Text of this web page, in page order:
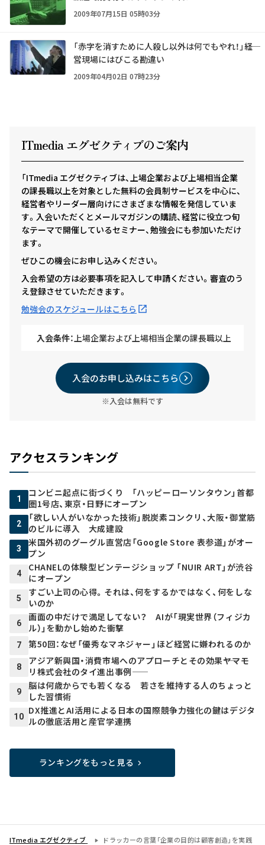
2009年07月15日 05時03分
「赤字を消すために人殺し以外は何でもやれ！」――経
営現場にはびこる勘違い
2009年04月02日 07時23分
ITmedia エグゼクティ ブのご案内
「ITmedia エグゼクティブは、上場企業および上場相当企業
の課長職以上を対象とした無料の会員制サービスを中心に、
経営者やリーダー層向けにさまざまな情報を発信していま
す。入会いただくとメールマガジンの購読、経営に役立つ旬
なテーマで開催しているセミナー、勉強会にも参加いただけ
ます。
ぜひこの機会にお申し込みください。
入会希望の方は必要事項を記入して申請ください。審査のう
え登録させていただきます。
勉強会のスケジュールはこちら
入会条件： 上場企業および上場相当企業の課長職以上
入会のお申し込みはこちら
※入会は無料です
アクセスランキング
1
コンビニ起点に街づくり 「ハッピーローソンタウン」首都
圏1号店、東京・日野にオープン
2
「欲しい人がいなかった技術」脱炭素コンクリ、大阪・御堂筋
のビルに導入 大成建設
3
米国外初のグーグル直営店「Google Store 表参道」がオー
プン
4
CHANELの体験型ビンテージショップ 「NUIR ART」が渋谷
にオープン
5
すごい上司の心得。それは、何をするかではなく、何をしな
いのか
6
画面の中だけで満足してない？ AIが「現実世界（フィジカ
ル）」を動かし始めた衝撃
7 第50回：なぜ「優秀なマネジャー」ほど経営に嫌われるのか
8
アジア新興国・消費市場へのアプローチとその効果――ヤマモ
リ株式会社のタイ進出事例――
9
脳は何歳からでも若くなる 若さを維持する人のちょっと
した習慣術
10
DX推進とAI活用による日本の国際競争力強化の鍵はデジタ
ルの徹底活用と産官学連携
ランキングをもっと見る
ITmedia エグゼクティブ ドラッカーの言葉「企業の目的は顧客創造」を実践